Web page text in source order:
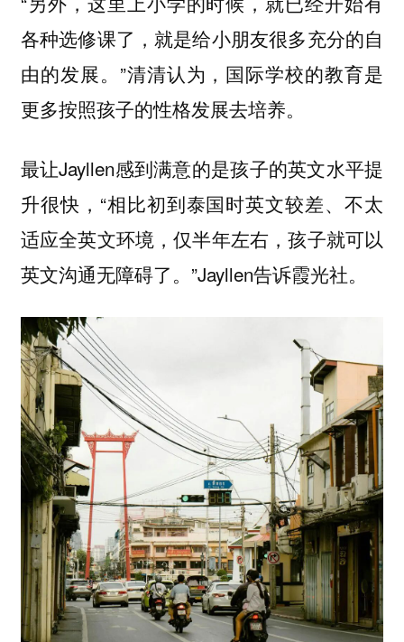
各种选修课了，就是给小朋友很多充分的自
由的发展。”清清认为，国际学校的教育是
更多按照孩子的性格发展去培养。
最让Jayllen感到满意的是孩子的英文水平提
升很快，“相比初到泰国时英文较差、不太
适应全英文环境，仅半年左右，孩子就可以
英文沟通无障碍了。”Jayllen告诉霞光社。